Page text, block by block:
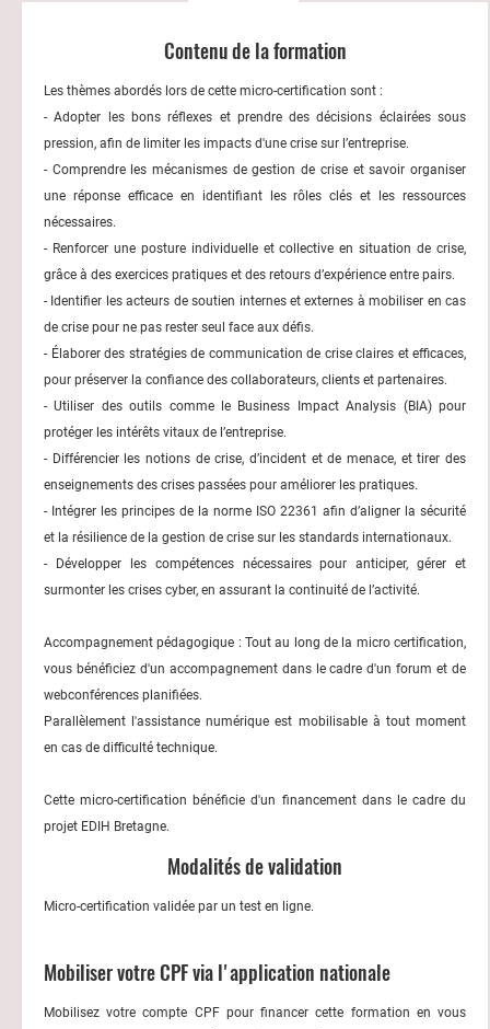
Contenu de la formation
Les thèmes abordés lors de cette micro-certification sont :
- Adopter les bons réflexes et prendre des décisions éclairées sous
pression, afin de limiter les impacts d'une crise sur l’entreprise.
- Comprendre les mécanismes de gestion de crise et savoir organiser
une réponse efficace en identifiant les rôles clés et les ressources
nécessaires.
- Renforcer une posture individuelle et collective en situation de crise,
grâce à des exercices pratiques et des retours d’expérience entre pairs.
- Identifier les acteurs de soutien internes et externes à mobiliser en cas
de crise pour ne pas rester seul face aux défis.
- Élaborer des stratégies de communication de crise claires et efficaces,
pour préserver la confiance des collaborateurs, clients et partenaires.
- Utiliser des outils comme le Business Impact Analysis (BIA) pour
protéger les intérêts vitaux de l’entreprise.
- Différencier les notions de crise, d’incident et de menace, et tirer des
enseignements des crises passées pour améliorer les pratiques.
- Intégrer les principes de la norme ISO 22361 afin d’aligner la sécurité
et la résilience de la gestion de crise sur les standards internationaux.
- Développer les compétences nécessaires pour anticiper, gérer et
surmonter les crises cyber, en assurant la continuité de l’activité.
Accompagnement pédagogique : Tout au long de la micro certification,
vous bénéficiez d'un accompagnement dans le cadre d'un forum et de
webconférences planifiées.
Parallèlement l'assistance numérique est mobilisable à tout moment
en cas de difficulté technique.
Cette micro-certification bénéficie d'un financement dans le cadre du
projet EDIH Bretagne.
Modalités de validation
Micro-certification validée par un test en ligne.
Mobiliser votre CPF via l'application nationale
Mobilisez votre compte CPF pour financer cette formation en vous